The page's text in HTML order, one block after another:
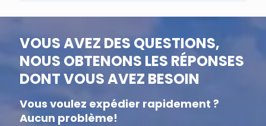
VOUS AVEZ DES QUESTIONS,
NOUS OBTENONS LES RÉPONSES
DONT VOUS AVEZ BESOIN
Vous voulez expédier rapidement ?
Aucun problème!